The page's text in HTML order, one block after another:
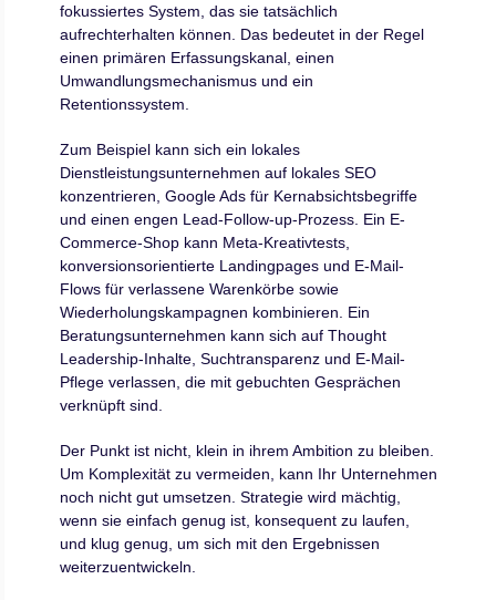
fokussiertes System, das sie tatsächlich
aufrechterhalten können. Das bedeutet in der Regel
einen primären Erfassungskanal, einen
Umwandlungsmechanismus und ein
Retentionssystem.
Zum Beispiel kann sich ein lokales
Dienstleistungsunternehmen auf lokales SEO
konzentrieren, Google Ads für Kernabsichtsbegriffe
und einen engen Lead-Follow-up-Prozess. Ein E-
Commerce-Shop kann Meta-Kreativtests,
konversionsorientierte Landingpages und E-Mail-
Flows für verlassene Warenkörbe sowie
Wiederholungskampagnen kombinieren. Ein
Beratungsunternehmen kann sich auf Thought
Leadership-Inhalte, Suchtransparenz und E-Mail-
Pflege verlassen, die mit gebuchten Gesprächen
verknüpft sind.
Der Punkt ist nicht, klein in ihrem Ambition zu bleiben.
Um Komplexität zu vermeiden, kann Ihr Unternehmen
noch nicht gut umsetzen. Strategie wird mächtig,
wenn sie einfach genug ist, konsequent zu laufen,
und klug genug, um sich mit den Ergebnissen
weiterzuentwickeln.